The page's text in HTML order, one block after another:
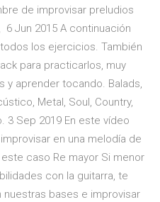
de improvisar preludios
Jun 2015 A continuación
los ejercicios. También
para practicarlos, muy
y aprender tocando. Balads,
Metal, Soul, Country,
3 Sep 2019 En este vídeo
en una melodía de
caso Re mayor Si menor
con la guitarra, te
bases e improvisar